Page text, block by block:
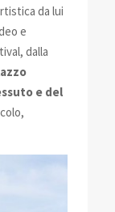
da lui
e
dalla
e del